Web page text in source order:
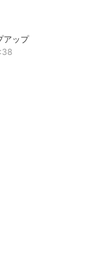
アップ